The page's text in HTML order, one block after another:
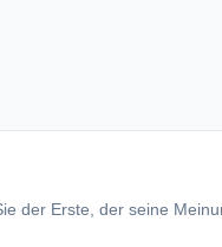
der Erste, der seine